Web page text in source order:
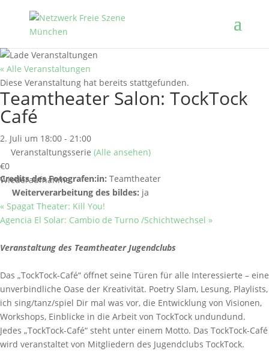
« Alle Veranstaltungen
Diese Veranstaltung hat bereits stattgefunden.
Teamtheater Salon: TockTock
Café
2. Juli um 18:00 - 21:00
Veranstaltungsserie (Alle ansehen)
€0
Wiederaufnahme
Credits des Fotografen:in: Teamtheater
Weiterverarbeitung des bildes: ja
« Spagat Theater: Kill You!
Agencia El Solar: Cambio de Turno /Schichtwechsel »
Veranstaltung des Teamtheater Jugendclubs
Das „TockTock-Café“ öffnet seine Türen für alle Interessierte – eine
unverbindliche Oase der Kreativität. Poetry Slam, Lesung, Playlists,
ich sing/tanz/spiel Dir mal was vor, die Entwicklung von Visionen,
Workshops, Einblicke in die Arbeit von TockTock undundund.
Jedes „TockTock-Café“ steht unter einem Motto. Das TockTock-Café
wird veranstaltet von Mitgliedern des Jugendclubs TockTock.